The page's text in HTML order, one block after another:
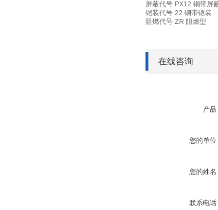
屏蔽代号 PX12 铜带屏
铠装代号 22 钢带铠装
阻燃代号 ZR 阻燃型
在线咨询
产品
您的单位
您的姓名
联系电话